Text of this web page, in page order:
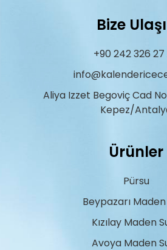
Bize
+90 242 326 27
Aliya Izzet Begoviç Cad
Kepez/
Ürünler
Pürsu
Beypazarı
Kızılay Maden
Avoya Maden